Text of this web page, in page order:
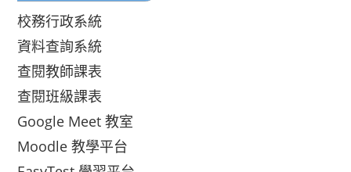
校務行政系統
資料查詢系統
查閱教師課表
查閱班級課表
Google Meet 教室
Moodle 教學平台